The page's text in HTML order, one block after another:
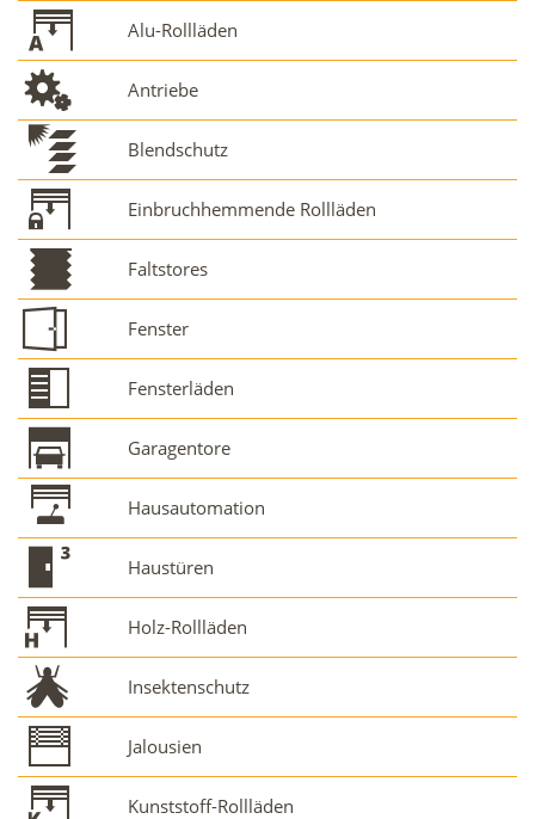
Alu-Rollläden
Antriebe
Blendschutz
Einbruchhemmende Rollläden
Faltstores
Fenster
Fensterläden
Garagentore
Hausautomation
Haustüren
Holz-Rollläden
Insektenschutz
Jalousien
Kunststoff-Rollläden